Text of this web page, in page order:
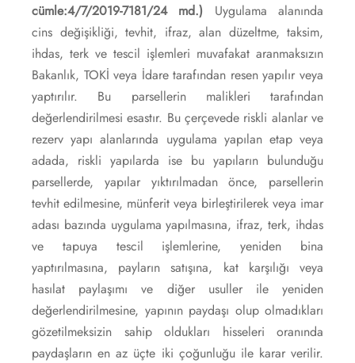
cümle:4/7/2019-7181/24 md.) Uygulama alanında
cins değişikliği, tevhit, ifraz, alan düzeltme, taksim,
ihdas, terk ve tescil işlemleri muvafakat aranmaksızın
Bakanlık, TOKİ veya İdare tarafından resen yapılır veya
yaptırılır. Bu parsellerin malikleri tarafından
değerlendirilmesi esastır. Bu çerçevede riskli alanlar ve
rezerv yapı alanlarında uygulama yapılan etap veya
adada, riskli yapılarda ise bu yapıların bulunduğu
parsellerde, yapılar yıktırılmadan önce, parsellerin
tevhit edilmesine, münferit veya birleştirilerek veya imar
adası bazında uygulama yapılmasına, ifraz, terk, ihdas
ve tapuya tescil işlemlerine, yeniden bina
yaptırılmasına, payların satışına, kat karşılığı veya
hasılat paylaşımı ve diğer usuller ile yeniden
değerlendirilmesine, yapının paydaşı olup olmadıkları
gözetilmeksizin sahip oldukları hisseleri oranında
paydaşların en az üçte iki çoğunluğu ile karar verilir.